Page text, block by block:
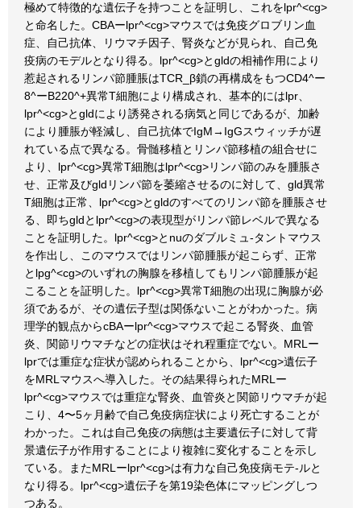
極めて特徴的な遺伝子を持つことを証明し、これをlpr^<cg>
と命名した。CBAーlpr^<cg>マウスでは免疫グロブリン血
症、自己抗体、リウマチ因子、腎炎などが見られ、自己免
疫病のモデルとなり得る。lpr^<cg>とgldの相補作用により
惹起されるリンパ節腫脹はTCR_β鎖の再構成をもつCD4^ー
8^ーB220^+異常T細胞により構成され、基本的にはlpr、
lpr^<cg>とgldにより誘発される病気と同じであるが、加齢
により腫脹が軽減し、自己抗体でIgM→IgGスウィッチが遅
れている点で異なる。骨髄移植とリンパ節移植の組合せに
より、lpr^<cg>異常T細胞はlpr^<cg>リンパ節のみを腫脹さ
せ、正常及びgldリンパ節を萎縮させるのに対して、gld異常
T細胞は正常、lpr^<cg>とgldのすべてのリンパ節を腫脹させ
る、即ちgldとlpr^<cg>の表現型がリンパ節レベルで異なる
ことを証明した。lpr^<cg>とnuのダブルミュ-タントマウス
を作出し、このマウスではリンパ節腫脹が起こらず、正常
とlpg^<cg>のいずれの胸腺を移植してもリンパ節腫脹が起
こることを証明した。lpr^<cg>異常T細胞の出現に胸腺が必
須であるが、その遺伝子型は関係ないことがわかった。病
理学的観点からcBAーlpr^<cg>マウスで起こる腎炎、血管
炎、関節リウマチなどの症状はそれ程重症でない。MRLー
lprでは重症な症状が認められることから、lpr^<cg>遺伝子
をMRLマウスへ導入した。その結果得られたMRLー
lpr^<cg>マウスでは重症な腎炎、血管炎と関節リウマチが起
こり、4〜5ヶ月齢で自己免疫病症状により死亡することが
わかった。これは自己免疫の病態は主要遺伝子に対して背
景遺伝子が作用することにより複雑に変化することを示し
ている。またMRLーlpr^<cg>は有力な自己免疫病モテ-ルと
なり得る。lpr^<cg>遺伝子を第19染色体にマッピングしつ
つある。